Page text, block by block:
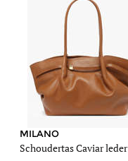
MILANO
Schoudertas Caviar leder